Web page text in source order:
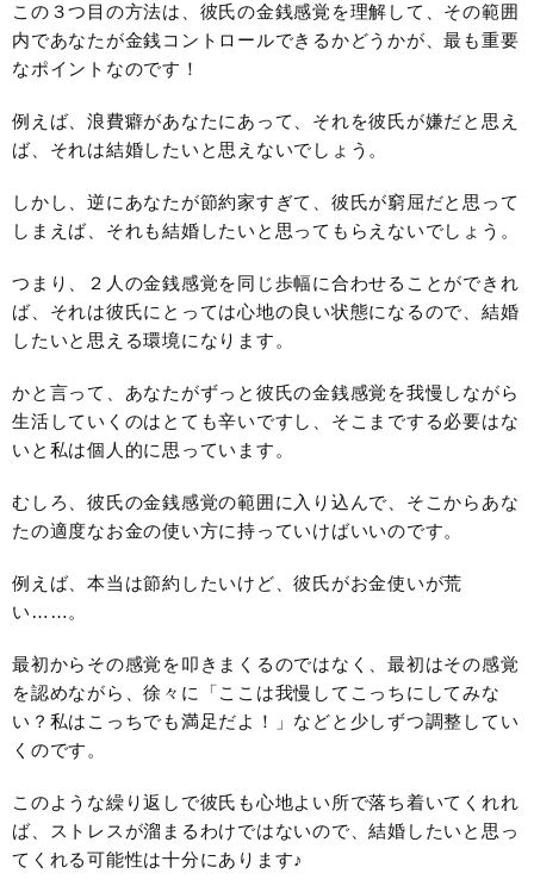
この３つ目の方法は、彼氏の金銭感覚を理解して、その範囲
内であなたが金銭コントロールできるかどうかが、最も重要
なポイントなのです！
例えば、浪費癖があなたにあって、それを彼氏が嫌だと思え
ば、それは結婚したいと思えないでしょう。
しかし、逆にあなたが節約家すぎて、彼氏が窮屈だと思って
しまえば、それも結婚したいと思ってもらえないでしょう。
つまり、２人の金銭感覚を同じ歩幅に合わせることができれ
ば、それは彼氏にとっては心地の良い状態になるので、結婚
したいと思える環境になります。
かと言って、あなたがずっと彼氏の金銭感覚を我慢しながら
生活していくのはとても辛いですし、そこまでする必要はな
いと私は個人的に思っています。
むしろ、彼氏の金銭感覚の範囲に入り込んで、そこからあな
たの適度なお金の使い方に持っていけばいいのです。
例えば、本当は節約したいけど、彼氏がお金使いが荒
い……。
最初からその感覚を叩きまくるのではなく、最初はその感覚
を認めながら、徐々に「ここは我慢してこっちにしてみな
い？私はこっちでも満足だよ！」などと少しずつ調整してい
くのです。
このような繰り返しで彼氏も心地よい所で落ち着いてくれれ
ば、ストレスが溜まるわけではないので、結婚したいと思っ
てくれる可能性は十分にあります♪